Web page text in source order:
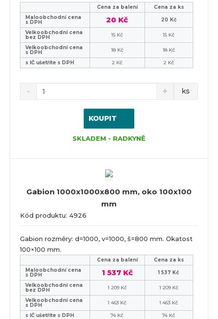
Cena za balení
Cena za ks
Maloobchodní cena
s DPH 20 Kč
20 Kč
Velkoobchodní cena
bez DPH 15 Kč
15 Kč
Velkoobchodní cena
s DPH 18 Kč
18 Kč
s IČ ušetříte s DPH
2 Kč 2 Kč
ks
KOUPIT
SKLADEM - RADKYNĚ
Gabion 1000x1000x800 mm, oko 100x100
mm
Kód produktu: 4926
Gabion rozměry: d=1000, v=1000, š=800 mm. Okatost
100×100 mm.
Cena za balení
Cena za ks
Maloobchodní cena
s DPH 1 537 Kč
1 537 Kč
Velkoobchodní cena
bez DPH 1 209 Kč
1 209 Kč
Velkoobchodní cena
s DPH 1 463 Kč
1 463 Kč
s IČ ušetříte s DPH
74 Kč 74 Kč